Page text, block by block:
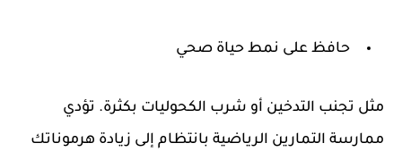
حافظ على نمط حياة صحي
مثل تجنب التدخين أو شرب الكحوليات بكثرة. تؤدي
ممارسة التمارين الرياضية بانتظام إلى زيادة هرموناتك